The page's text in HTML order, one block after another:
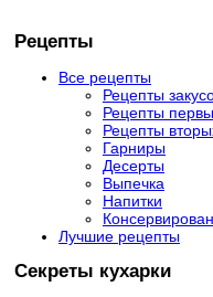
Рецепты
Все рецепты
Рецепты
Рецепты
Рецепты
Гарниры
Десерты
Выпечка
Напитки
Лучшие рецепты
Секреты кухарки